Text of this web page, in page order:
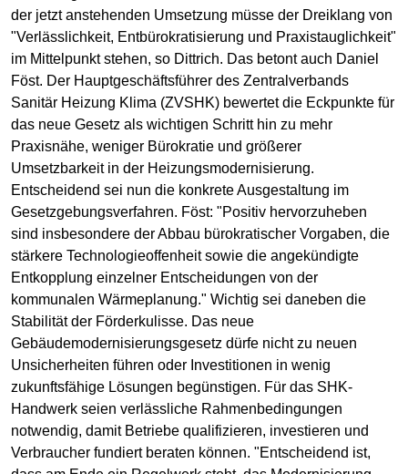
der jetzt anstehenden Umsetzung müsse der Dreiklang von
"Verlässlichkeit, Entbürokratisierung und Praxistauglichkeit"
im Mittelpunkt stehen, so Dittrich. Das betont auch Daniel
Föst. Der Hauptgeschäftsführer des Zentralverbands
Sanitär Heizung Klima (ZVSHK) bewertet die Eckpunkte für
das neue Gesetz als wichtigen Schritt hin zu mehr
Praxisnähe, weniger Bürokratie und größerer
Umsetzbarkeit in der Heizungsmodernisierung.
Entscheidend sei nun die konkrete Ausgestaltung im
Gesetzgebungsverfahren. Föst: "Positiv hervorzuheben
sind insbesondere der Abbau bürokratischer Vorgaben, die
stärkere Technologieoffenheit sowie die angekündigte
Entkopplung einzelner Entscheidungen von der
kommunalen Wärmeplanung." Wichtig sei daneben die
Stabilität der Förderkulisse. Das neue
Gebäudemodernisierungsgesetz dürfe nicht zu neuen
Unsicherheiten führen oder Investitionen in wenig
zukunftsfähige Lösungen begünstigen. Für das SHK-
Handwerk seien verlässliche Rahmenbedingungen
notwendig, damit Betriebe qualifizieren, investieren und
Verbraucher fundiert beraten können. "Entscheidend ist,